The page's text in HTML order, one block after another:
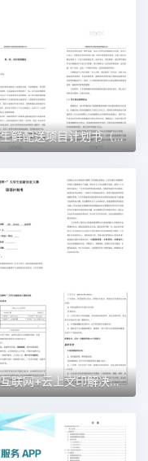
49 生鲜配送项目计划书（word＋ppt配套）创业计划书word模板
46 互联网+云上文印解决方案创业计划书（word＋ppt配套）创业计划书word模板